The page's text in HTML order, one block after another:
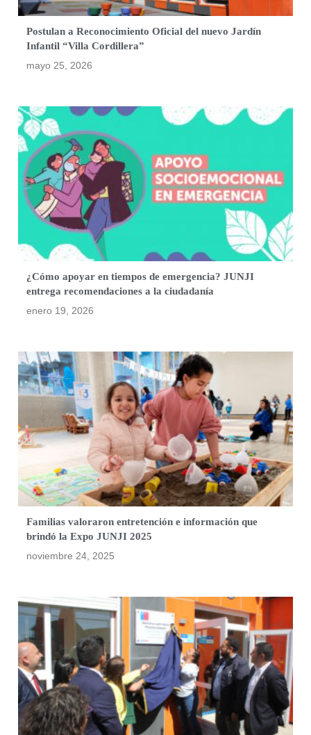
Postulan a Reconocimiento Oficial del nuevo Jardín
Infantil “Villa Cordillera”
mayo 25, 2026
¿Cómo apoyar en tiempos de emergencia? JUNJI
entrega recomendaciones a la ciudadanía
enero 19, 2026
Familias valoraron entretención e información que
brindó la Expo JUNJI 2025
noviembre 24, 2025